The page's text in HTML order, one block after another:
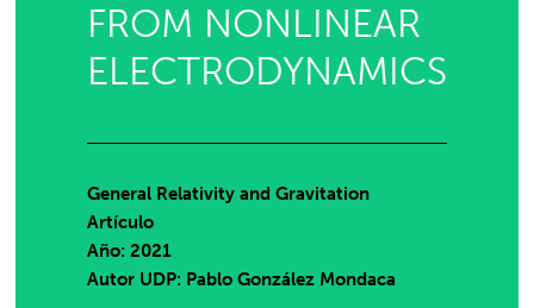
FROM NONLINEAR
ELECTRODYNAMICS
General Relativity and Gravitation
Artículo
Año: 2021
Autor UDP: Pablo González Mondaca